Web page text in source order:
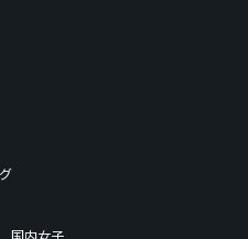
国内女子